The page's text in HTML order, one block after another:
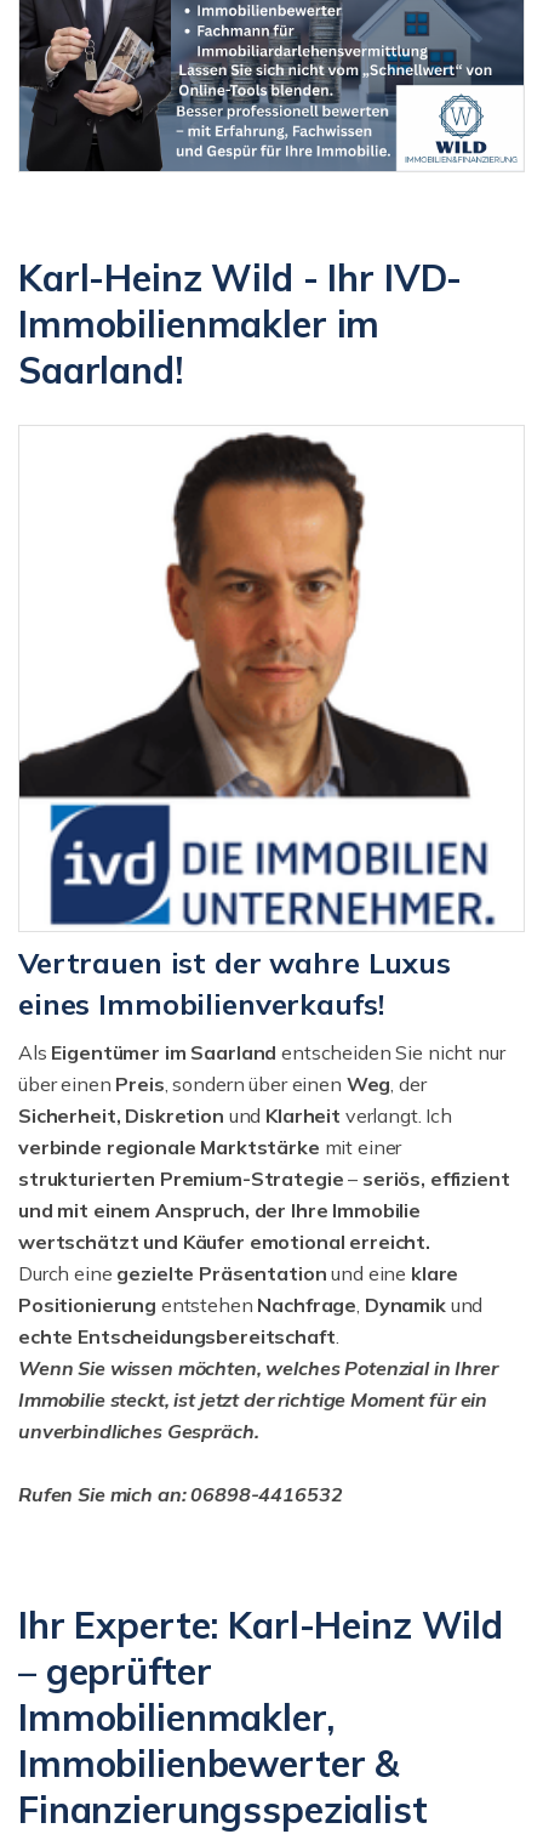
Karl-Heinz Wild - Ihr IVD-
Immobilienmakler im
Saarland!
Vertrauen ist der wahre Luxus
eines Immobilienverkaufs!
Als Eigentümer im Saarland entscheiden Sie nicht nur
über einen Preis, sondern über einen Weg, der
Sicherheit, Diskretion und Klarheit verlangt. Ich
verbinde regionale Marktstärke mit einer
strukturierten Premium-Strategie – seriös, effizient
und mit einem Anspruch, der Ihre Immobilie
wertschätzt und Käufer emotional erreicht.
Durch eine gezielte Präsentation und eine klare
Positionierung entstehen Nachfrage, Dynamikund
echte Entscheidungsbereitschaft.
Wenn Sie wissen möchten, welches Potenzial in Ihrer
Immobilie steckt, ist jetzt der richtige Moment für ein
unverbindliches Gespräch.
Rufen Sie mich an: 06898-4416532
Ihr Experte: Karl-Heinz Wild
– geprüfter
Immobilienmakler,
Immobilienbewerter &
Finanzierungsspezialist